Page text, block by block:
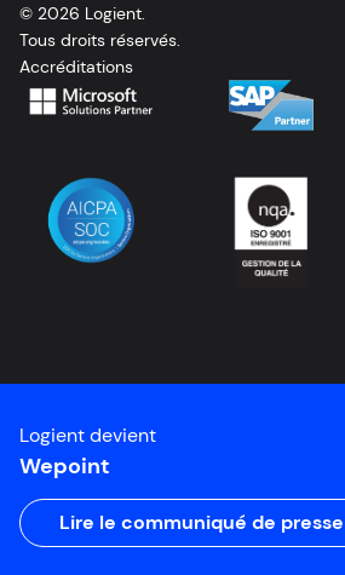
Logient devient
Wepoint
Lire le communiqué de presse
© 2026 Logient.
Tous droits réservés.
Accréditations